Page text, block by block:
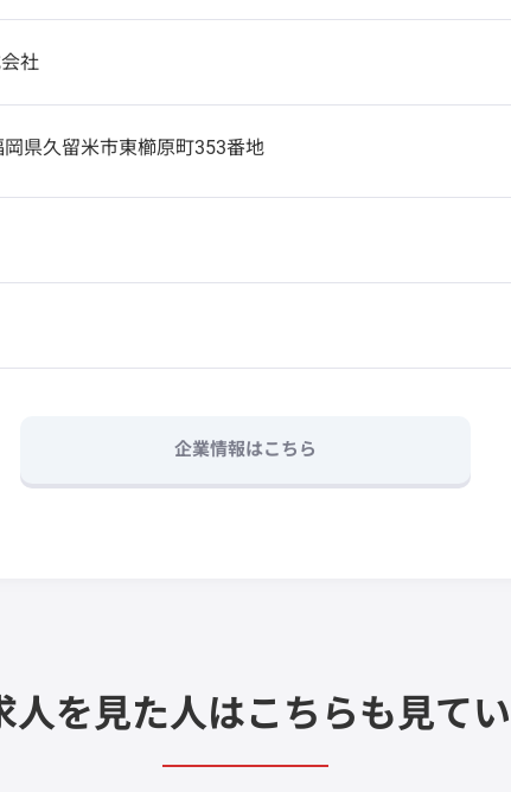
社
岡県久留米市東櫛原町353番地
企業情報はこちら
人を見た人はこちらも見て